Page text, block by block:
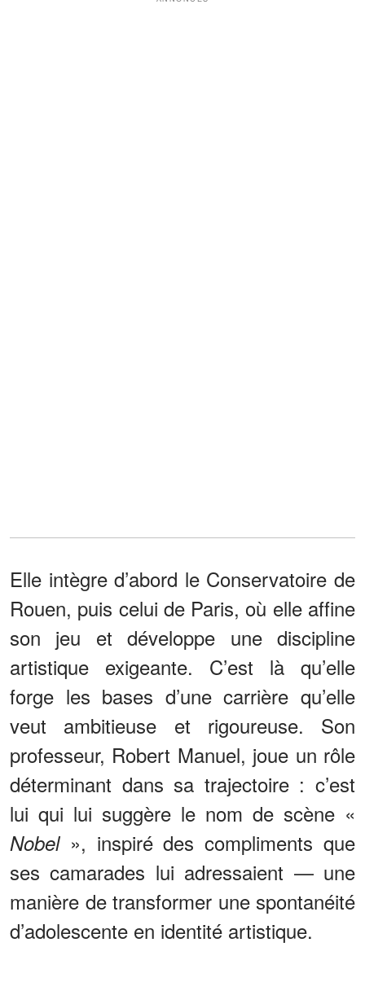
Elle intègre d’abord le Conservatoire de
Rouen, puis celui de Paris, où elle affine
son jeu et développe une discipline
artistique exigeante. C’est là qu’elle
forge les bases d’une carrière qu’elle
veut ambitieuse et rigoureuse. Son
professeur, Robert Manuel, joue un rôle
déterminant dans sa trajectoire : c’est
lui qui lui suggère le nom de scène «
Nobel », inspiré des compliments que
ses camarades lui adressaient — une
manière de transformer une spontanéité
d’adolescente en identité artistique.